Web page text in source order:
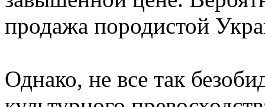
продажа породистой
Однако, не все так